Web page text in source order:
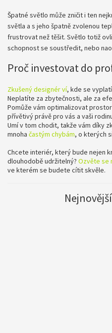
Špatné světlo může zničit i ten
světla a s jeho špatně zvolenou
frustrovat než těšit. Světlo totiž
schopnost se soustředit, nebo
Proč investovat do
Zkušený designér ví, kde se
Neplatíte za zbytečnosti, ale za
Pomůže vám optimalizovat
přívětivý právě pro vás a vaši
Umí v tom chodit, takže vám díky
mnoha častým chybám, o kterých
Chcete interiér, který bude nejen
dlouhodobě udržitelný? Ozvěte se
ve kterém se budete cítit skvěle.